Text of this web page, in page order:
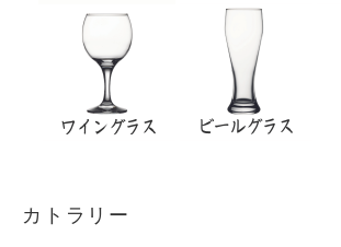
カトラリー